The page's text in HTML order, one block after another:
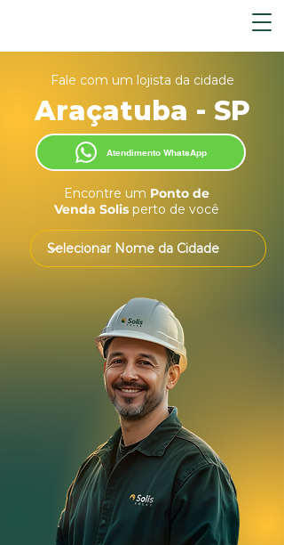
Fale com um lojista da cidade
Araçatuba - SP
Atendimento WhatsApp
Encontre um Ponto de
Venda Solis perto de você